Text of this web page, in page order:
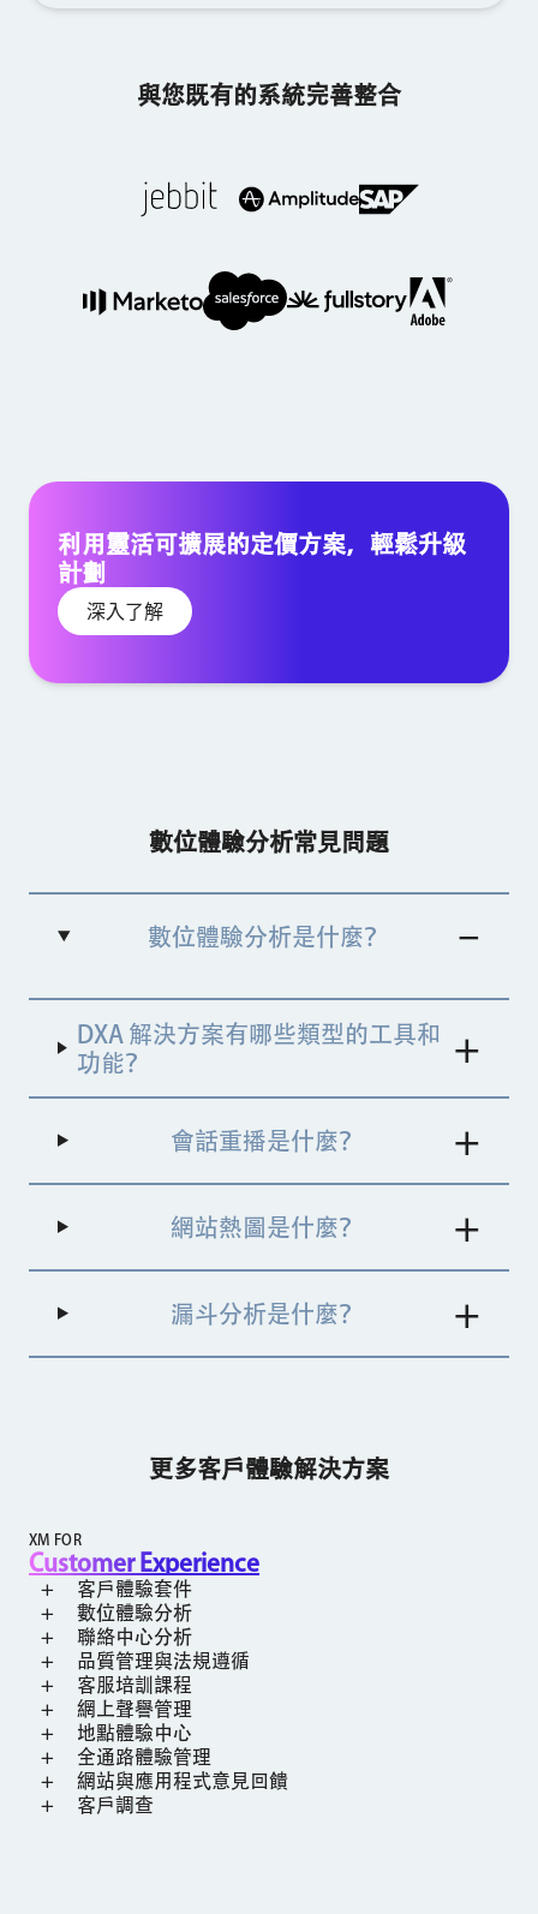
與您既有的系統完善整合
利用靈活可擴展的定價方案，輕鬆升級
計劃
深入了解
數位體驗分析常見問題
數位體驗分析是什麼？
消費者行為、意圖和情緒，並生成數位團隊可據以
行動的深入分析。工具會針對消費者需求及產生最
DXA 解決方案有哪些類型的工具和
功能？
會話重播是什麼？
網站熱圖是什麼？
漏斗分析是什麼？
更多客戶體驗解決方案
XM FOR
Customer Experience
客戶體驗套件
數位體驗分析
聯絡中心分析
品質管理與法規遵循
客服培訓課程
網上聲譽管理
地點體驗中心
全通路體驗管理
網站與應用程式意見回饋
客戶調查